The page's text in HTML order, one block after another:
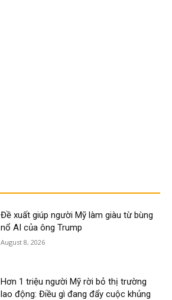
Đề xuất giúp người Mỹ làm giàu từ bùng
nổ AI của ông Trump
August 8, 2026
Hơn 1 triệu người Mỹ rời bỏ thị trường
lao động: Điều gì đang đẩy cuộc khủng